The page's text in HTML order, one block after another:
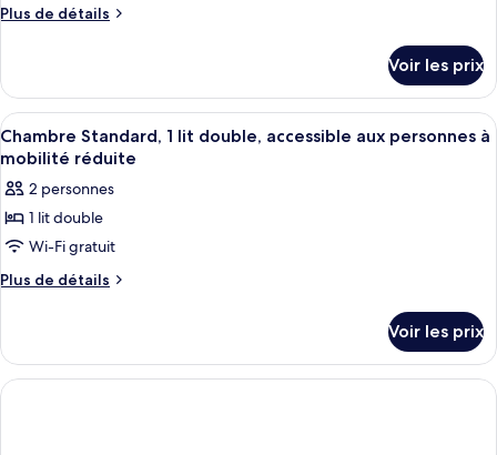
Plus de détails
Plus
le
type
de
chambre
Voir les prix
Afficher
toutes
les
photos
pour
ce
type
Chambre
Standard,
Une chambre d’hôtel avec un lit,
4
Chambre Standard, 1 lit double, accessible aux personnes à
mobilité réduite
2 personnes
1 lit double
Wi-Fi gratuit
Plus de détails
Plus
le
type
de
Voir les prix